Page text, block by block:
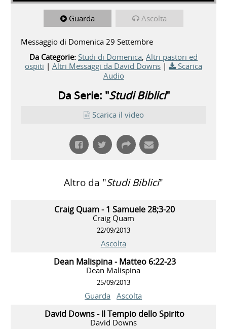
Guarda Ascolta
Messaggio di Domenica 29 Settembre
Da Categorie: Studi di Domenica, Altri pastori ed
ospiti | Altri Messaggi da David Downs |
Scarica
Audio
Da Serie: "Studi Biblici"
Scarica il video
Altro da "Studi Biblici"
Craig Quam - 1 Samuele 28;3-20
Craig Quam
22/09/2013
Ascolta
Dean Malispina - Matteo 6:22-23
Dean Malispina
25/09/2013
Guarda Ascolta
David Downs - Il Tempio dello Spirito
David Downs